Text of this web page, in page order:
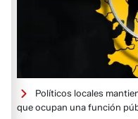
Políticos locales
que ocupan una función